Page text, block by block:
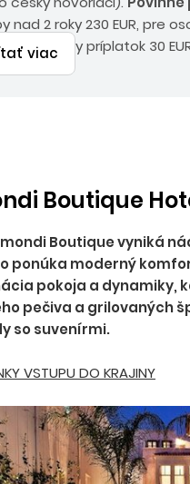
nad 2 roky 230 EUR, pre
príplatok 30
viac
Boutique
Boutique vyniká
ponúka moderný
pokoja a dynamiky,
pečiva a grilovaných
so suvenírmi.
VSTUPU DO KRAJINY